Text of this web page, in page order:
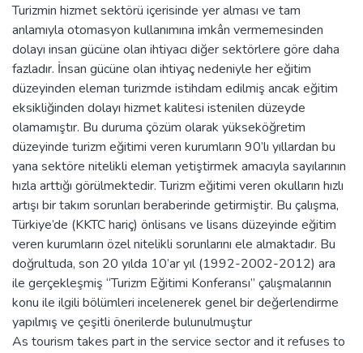
Turizmin hizmet sektörü içerisinde yer alması ve tam
anlamıyla otomasyon kullanımına imkân vermemesinden
dolayı insan gücüne olan ihtiyacı diğer sektörlere göre daha
fazladır. İnsan gücüne olan ihtiyaç nedeniyle her eğitim
düzeyinden eleman turizmde istihdam edilmiş ancak eğitim
eksikliğinden dolayı hizmet kalitesi istenilen düzeyde
olamamıştır. Bu duruma çözüm olarak yükseköğretim
düzeyinde turizm eğitimi veren kurumların 90’lı yıllardan bu
yana sektöre nitelikli eleman yetiştirmek amacıyla sayılarının
hızla arttığı görülmektedir. Turizm eğitimi veren okulların hızlı
artışı bir takım sorunları beraberinde getirmiştir. Bu çalışma,
Türkiye’de (KKTC hariç) önlisans ve lisans düzeyinde eğitim
veren kurumların özel nitelikli sorunlarını ele almaktadır. Bu
doğrultuda, son 20 yılda 10’ar yıl (1992-2002-2012) ara
ile gerçekleşmiş “Turizm Eğitimi Konferansı” çalışmalarının
konu ile ilgili bölümleri incelenerek genel bir değerlendirme
yapılmış ve çeşitli önerilerde bulunulmuştur
As tourism takes part in the service sector and it refuses to